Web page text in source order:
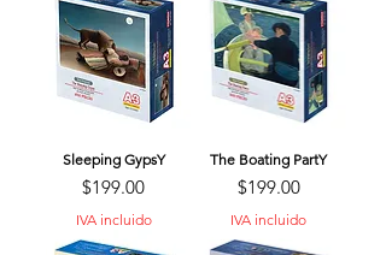
Sleeping GypsY
Precio
$199.00
IVA incluido
The Boating PartY
Precio
$199.00
IVA incluido